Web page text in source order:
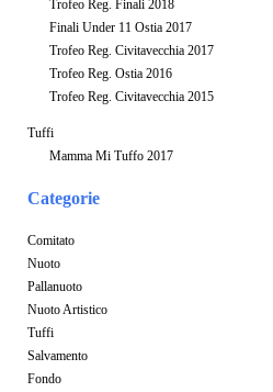
Trofeo Reg. Finali 2018
Finali Under 11 Ostia 2017
Trofeo Reg. Civitavecchia 2017
Trofeo Reg. Ostia 2016
Trofeo Reg. Civitavecchia 2015
Tuffi
Mamma Mi Tuffo 2017
Categorie
Comitato
Nuoto
Pallanuoto
Nuoto Artistico
Tuffi
Salvamento
Fondo